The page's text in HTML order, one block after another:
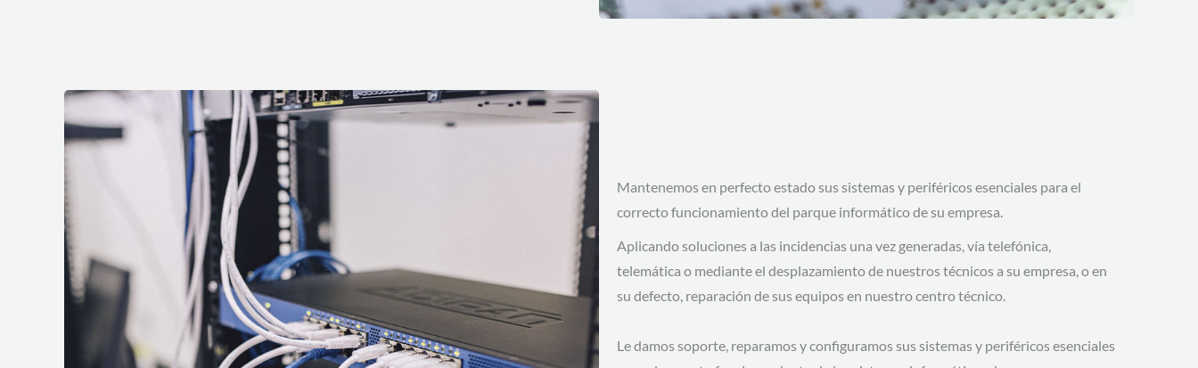
Mantenemos en perfecto estado sus sistemas y periféricos esenciales para el
correcto funcionamiento del parque informático de su empresa.
Aplicando soluciones a las incidencias una vez generadas, vía telefónica,
telemática o mediante el desplazamiento de nuestros técnicos a su empresa, o en
su defecto, reparación de sus equipos en nuestro centro técnico.
Le damos soporte, reparamos y configuramos sus sistemas y periféricos esenciales